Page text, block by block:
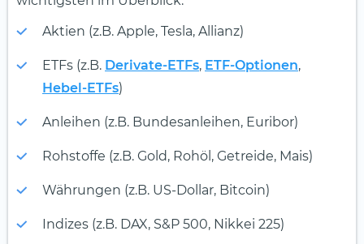
Aktien (z.B. Apple, Tesla, Allianz)
ETFs (z.B. Derivate-ETFs, ETF-Optionen,
Hebel-ETFs)
Anleihen (z.B. Bundesanleihen, Euribor)
Rohstoffe (z.B. Gold, Rohöl, Getreide, Mais)
Währungen (z.B. US-Dollar, Bitcoin)
Indizes (z.B. DAX, S&P 500, Nikkei 225)